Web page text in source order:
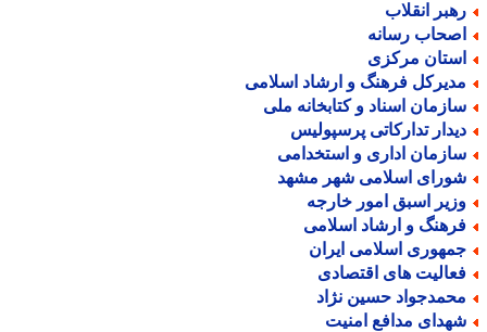
انقلاب
رسانه
مرکزی
فرهنگ و ارشاد اسلامی
اسناد و کتابخانه ملی
تدارکاتی پرسپولیس
اداری و استخدامی
اسلامی شهر مشهد
اسبق امور خارجه
و ارشاد اسلامی
اسلامی ایران
های اقتصادی
حسین نژاد
مدافع امنیت